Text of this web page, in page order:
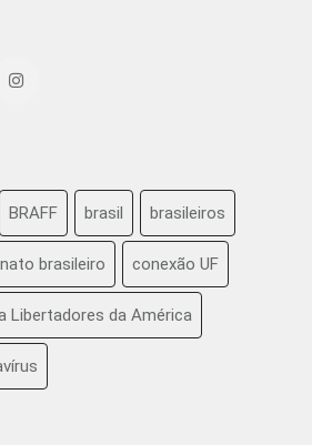
BRAFF brasil brasileiros
brasileiro conexão UF
Libertadores da América